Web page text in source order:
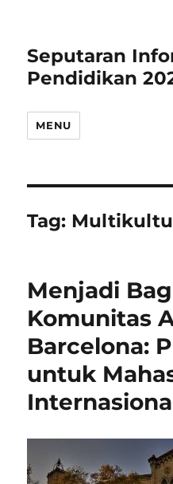
Seputaran
Pendidikan
MENU
Tag:
Menjadi
Komunitas
Barcelona:
untuk